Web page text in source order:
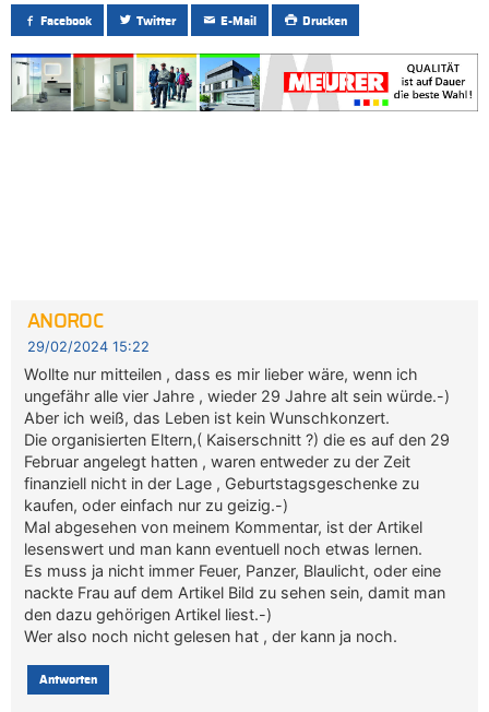
Facebook Twitter E-Mail Drucken
ANOROC
29/02/2024 15:22
Wollte nur mitteilen , dass es mir lieber wäre, wenn ich
ungefähr alle vier Jahre , wieder 29 Jahre alt sein würde.-)
Aber ich weiß, das Leben ist kein Wunschkonzert.
Die organisierten Eltern,( Kaiserschnitt ?) die es auf den 29
Februar angelegt hatten , waren entweder zu der Zeit
finanziell nicht in der Lage , Geburtstagsgeschenke zu
kaufen, oder einfach nur zu geizig.-)
Mal abgesehen von meinem Kommentar, ist der Artikel
lesenswert und man kann eventuell noch etwas lernen.
Es muss ja nicht immer Feuer, Panzer, Blaulicht, oder eine
nackte Frau auf dem Artikel Bild zu sehen sein, damit man
den dazu gehörigen Artikel liest.-)
Wer also noch nicht gelesen hat , der kann ja noch.
Antworten